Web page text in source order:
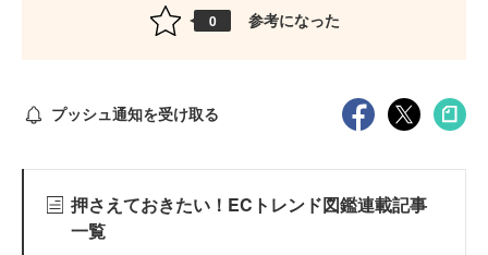
0 参考になった
プッシュ通知を受け取る
押さえておきたい！ECトレンド図鑑連載記事
一覧